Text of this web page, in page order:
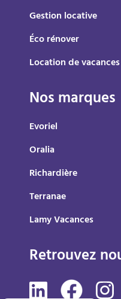
Gestion locative
Éco rénover
Location de vacances
Nos marques
Evoriel
Oralia
Richardière
Terranae
Lamy Vacances
Retrouvez